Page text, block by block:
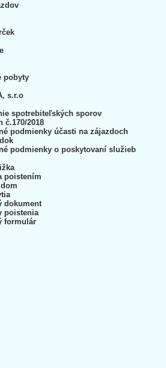
pobyty
s.r.o
spotrebiteľských sporov
č.170/2018
podmienky účasti na zájazdoch
podmienky o poskytovaní služieb
poistením
dokument
poistenia
formulár